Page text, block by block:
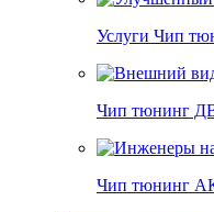
Услуги Чип
Чип тюнинг
Чип тюнинг